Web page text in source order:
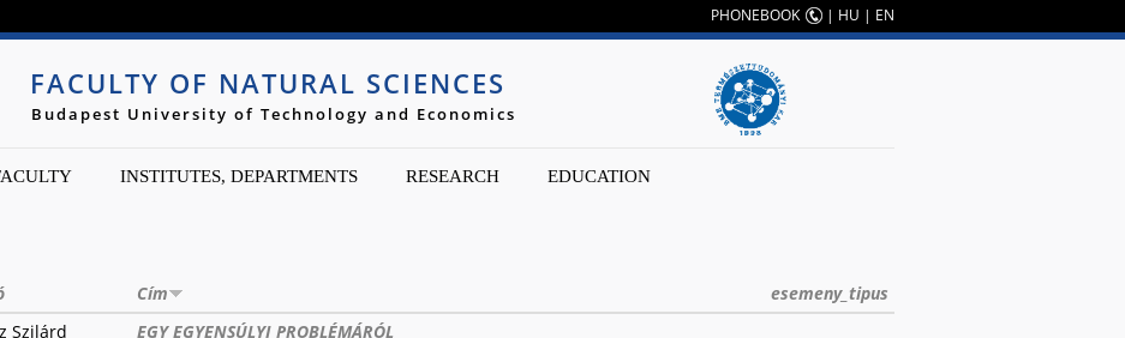
PHONEBOOK | HU | EN
FACULTY OF NATURAL SCIENCES
Budapest University of Technology and Economics
INSTITUTES, DEPARTMENTS RESEARCH EDUCATION
Cím
esemeny_tipus
Szilárd
EGY EGYENSÚLYI PROBLÉMÁRÓL